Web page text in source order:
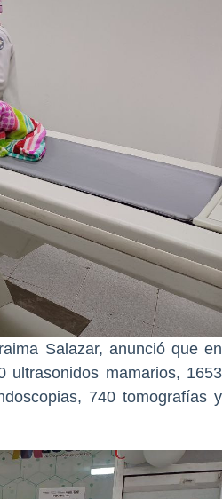
Salazar, anunció que en
ultrasonidos mamarios, 1653
740 tomografías y